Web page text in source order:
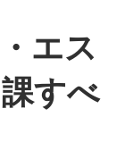
エス
すべ